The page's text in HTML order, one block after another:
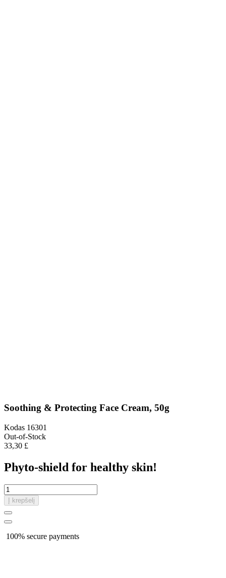
Soothing & Protecting Face Cream, 50g
Kodas 16301
Out-of-Stock
33,30 £
Phyto-shield for healthy skin!
Į krepšelį
100% secure payments